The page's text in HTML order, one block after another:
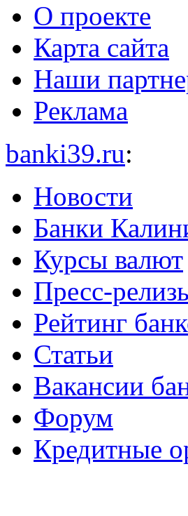
О проекте
Карта сайта
Наши
Реклама
banki39.ru:
Новости
Банки
Курсы валют
Пресс-
Рейтинг
Статьи
Вакансии
Форум
Кредитные